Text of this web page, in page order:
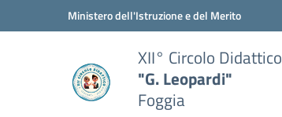
Vai ai contenuti
Vai al menu di navigazioneMinistero dell'Istruzione e del Merito
XII° Circolo Didattico
"G. Leopardi"
Foggia